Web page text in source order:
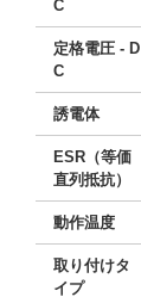
C
定格電圧 - D
C
誘電体
ESR（等価
直列抵抗）
動作温度
取り付けタ
イプ